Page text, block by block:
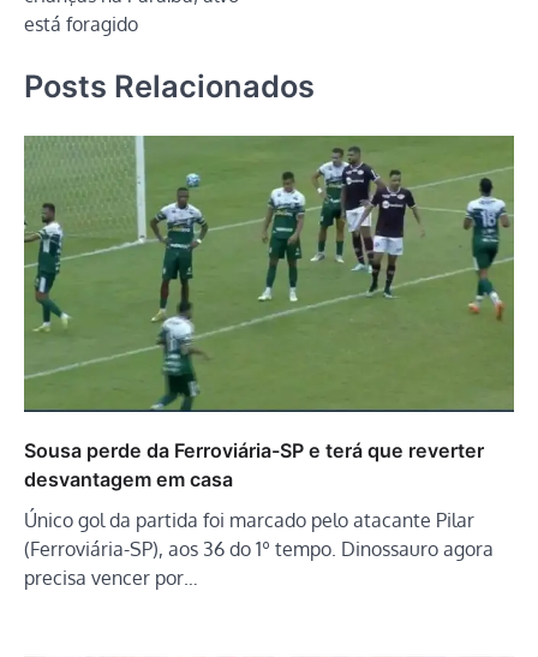
está foragido
Posts Relacionados
Sousa perde da Ferroviária-SP e terá que reverter
desvantagem em casa
Único gol da partida foi marcado pelo atacante Pilar
(Ferroviária-SP), aos 36 do 1º tempo. Dinossauro agora
precisa vencer por…